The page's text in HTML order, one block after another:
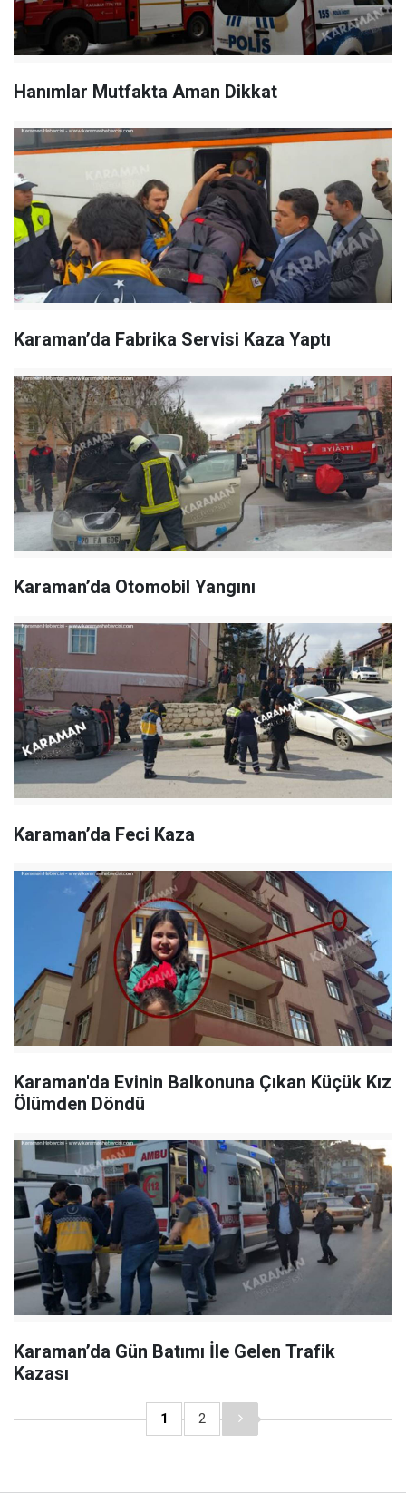
Hanımlar Mutfakta Aman Dikkat
Karaman’da Fabrika Servisi Kaza Yaptı
Karaman’da Otomobil Yangını
Karaman’da Feci Kaza
Karaman'da Evinin Balkonuna Çıkan Küçük Kız
Ölümden Döndü
Karaman’da Gün Batımı İle Gelen Trafik
Kazası
1 2